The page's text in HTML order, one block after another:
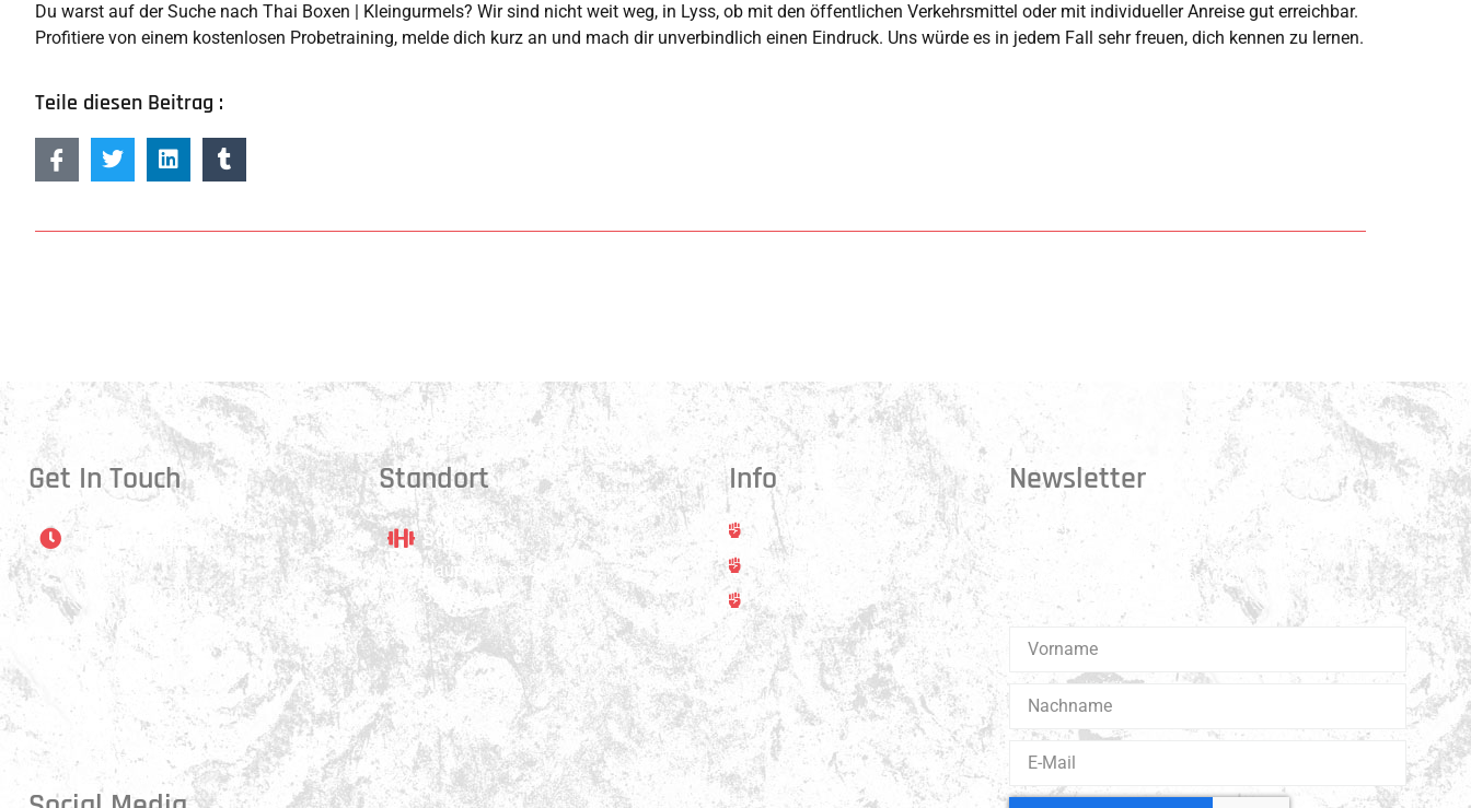
Du warst auf der Suche nach Thai Boxen | Kleingurmels? Wir sind nicht weit weg, in Lyss, ob mit den öffentlichen Verkehrsmittel oder mit individueller Anreise gut erreichbar.
Profitiere von einem kostenlosen Probetraining, melde dich kurz an und mach dir unverbindlich einen Eindruck. Uns würde es in jedem Fall sehr freuen, dich kennen zu lernen.
Teile diesen Beitrag :
Get In Touch
Öffnungszeiten
Montag:
17:15 - 21:00 Uhr
Mittwoch:
17:30 - 21:00 Uhr
Donnerstag:
17:15 - 18:45 Uhr
Freitag:
17:30 - 21:00 Uhr
Standort
Standort
Hauptstrasse 31
3250 Lyss
Info
Trainer
Training
Kontakt
Newsletter
Erhalte 1x pro Quartal unsere News in dein Postfach.
Darüber hinaus teilen wir gerne Spannendes und
Lehrreiches aus der Welt des Muay Thai Boxen.